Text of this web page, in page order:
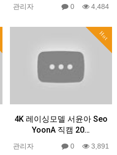
관리자 0 4,484
Hot
4K 레이싱모델 서윤아 Seo
YoonA 직캠 20…
관리자 0 3,891